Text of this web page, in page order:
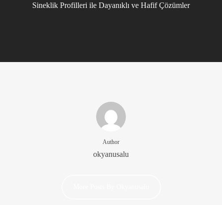
Sineklik Profilleri ile Dayanıklı ve Hafif Çözümler
Author
okyanusalu